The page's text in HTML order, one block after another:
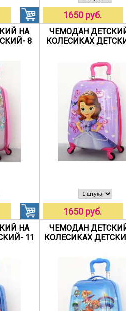
1650 руб.
НА
8
ЧЕМОДАН
КОЛЕСИКАХ
1650 руб.
НА
11
ЧЕМОДАН
КОЛЕСИКАХ